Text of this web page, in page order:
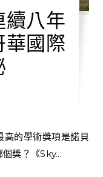
續八年
華國際
獎？《Sky...